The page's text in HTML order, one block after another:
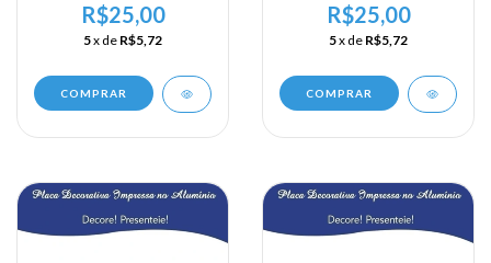
R$25,00
5x de R$5,72
COMPRAR
R$25,00
5x de R$5,72
COMPRAR